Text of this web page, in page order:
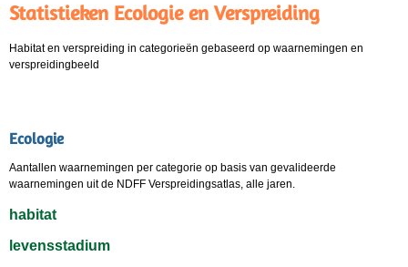
Statistieken Ecologie en Verspreiding
Habitat en verspreiding in categorieën gebaseerd op waarnemingen en
verspreidingbeeld
Ecologie
Aantallen waarnemingen per categorie op basis van gevalideerde
waarnemingen uit de NDFF Verspreidingsatlas, alle jaren.
habitat
levensstadium